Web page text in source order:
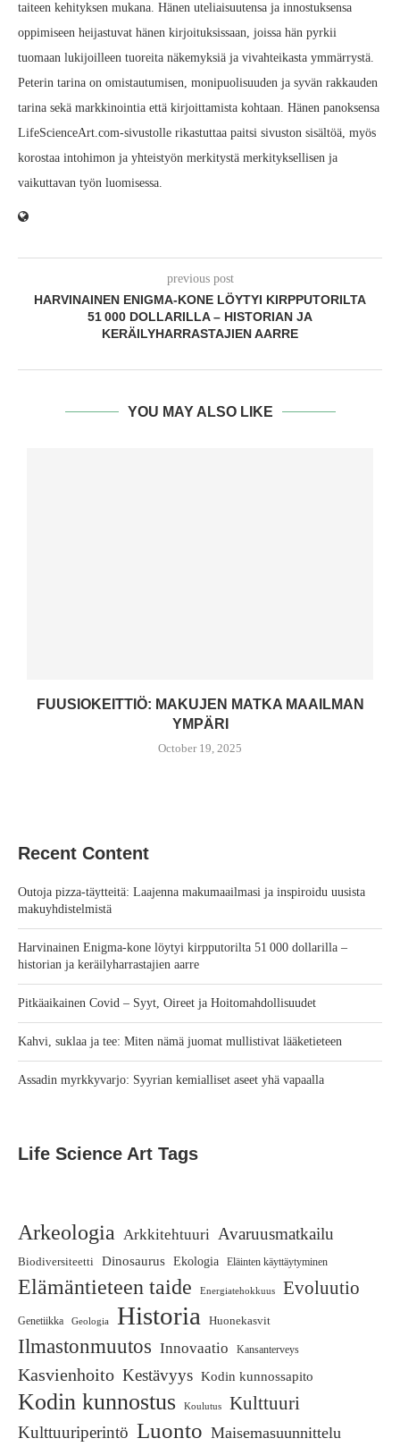
taiteen kehityksen mukana. Hänen uteliaisuutensa ja innostuksensa
oppimiseen heijastuvat hänen kirjoituksissaan, joissa hän pyrkii
tuomaan lukijoilleen tuoreita näkemyksiä ja vivahteikasta ymmärrystä.
Peterin tarina on omistautumisen, monipuolisuuden ja syvän rakkauden
tarina sekä markkinointia että kirjoittamista kohtaan. Hänen panoksensa
LifeScienceArt.com-sivustolle rikastuttaa paitsi sivuston sisältöä, myös
korostaa intohimon ja yhteistyön merkitystä merkityksellisen ja
vaikuttavan työn luomisessa.
previous post
HARVINAINEN ENIGMA‑KONE LÖYTYI KIRPPUTORILTA
51 000 DOLLARILLA – HISTORIAN JA
KERÄILYHARRASTAJIEN AARRE
YOU MAY ALSO LIKE
FUUSIOKEITTIÖ: MAKUJEN MATKA MAAILMAN
YMPÄRI
October 19, 2025
Recent Content
Outoja pizza-täytteitä: Laajenna makumaailmasi ja inspiroidu uusista
makuyhdistelmistä
Harvinainen Enigma‑kone löytyi kirpputorilta 51 000 dollarilla –
historian ja keräilyharrastajien aarre
Pitkäaikainen Covid – Syyt, Oireet ja Hoitomahdollisuudet
Kahvi, suklaa ja tee: Miten nämä juomat mullistivat lääketieteen
Assadin myrkkyvarjo: Syyrian kemialliset aseet yhä vapaalla
Life Science Art Tags
Arkeologia Arkkitehtuuri Avaruusmatkailu
Biodiversiteetti Dinosaurus Ekologia Eläinten käyttäytyminen
Elämäntieteen taide Energiatehokkuus Evoluutio
Genetiikka Geologia Historia Huonekasvit
Ilmastonmuutos Innovaatio Kansanterveys
Kasvienhoito Kestävyys Kodin kunnossapito
Kodin kunnostus Koulutus Kulttuuri
Kulttuuriperintö Luonto Maisemasuunnittelu